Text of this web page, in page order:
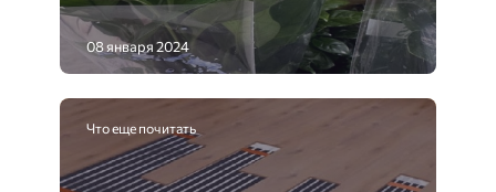
08 января 2024
Что еще почитать